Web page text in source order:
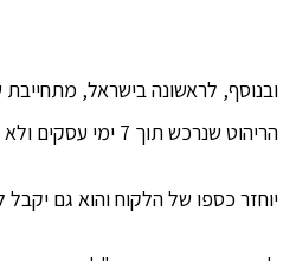
ובנוסף, לראשונה בישראל,
הריהוט שנרכש תוך 7 ימי עסקים ולא
יוחזר כספו של הלקוח והוא גם יקבל